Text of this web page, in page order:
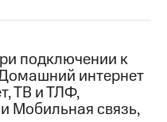
подключении к
интернет
ТВ и ТЛФ,
Мобильная связь,